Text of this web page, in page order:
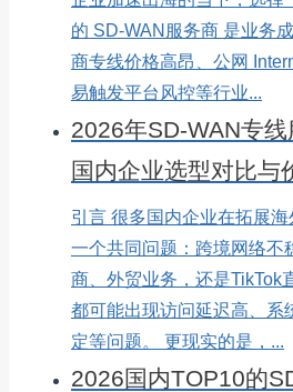
的 SD-WAN服务商 是业务
商专线价格高昂、公网
易触发平台风控等行业...
2026年SD-WAN专线
国内企业选型对比与
引言 很多国内企业在拓展
一个共同问题：跨境网络不
商、外贸业务，还是TikTok
都可能出现访问延迟高、系
定等问题。 更现实的是，...
2026国内TOP10的